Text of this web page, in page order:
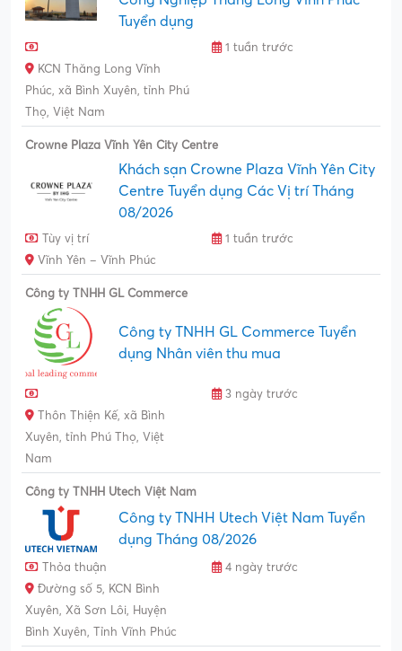
Tuyển dụng
1 tuần trước
KCN Thăng Long Vĩnh
Phúc, xã Bình Xuyên, tỉnh Phú
Thọ, Việt Nam
Crowne Plaza Vĩnh Yên City Centre
Khách sạn Crowne Plaza Vĩnh Yên City
Centre Tuyển dụng Các Vị trí Tháng
08/2026
Tùy vị trí
1 tuần trước
Vĩnh Yên – Vĩnh Phúc
Công ty TNHH GL Commerce
Công ty TNHH GL Commerce Tuyển
dụng Nhân viên thu mua
3 ngày trước
Thôn Thiện Kế, xã Bình
Xuyên, tỉnh Phú Thọ, Việt
Nam
Công ty TNHH Utech Việt Nam
Công ty TNHH Utech Việt Nam Tuyển
dụng Tháng 08/2026
Thỏa thuận
4 ngày trước
Đường số 5, KCN Bình
Xuyên, Xã Sơn Lôi, Huyện
Bình Xuyên, Tỉnh Vĩnh Phúc